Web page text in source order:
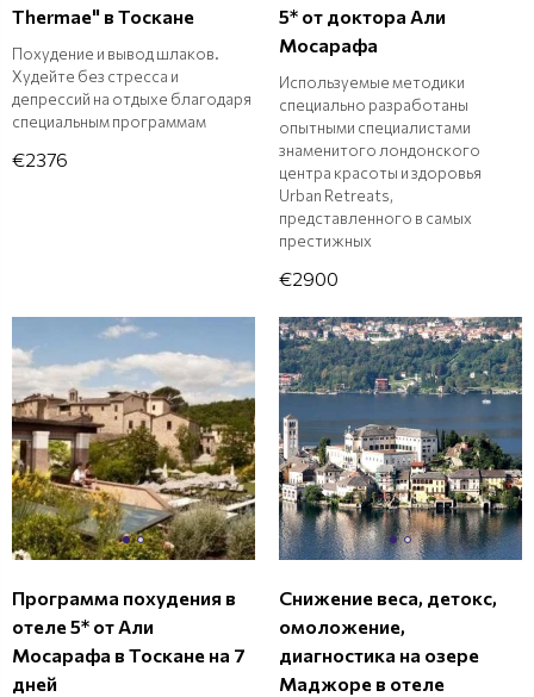
Thermae" в Тоскане
Похудение и вывод шлаков.
Худейте без стресса и
депрессий на отдыхе благодаря
специальным программам
€2376
5* от доктора Али
Мосарафа
Используемые методики
специально разработаны
опытными специалистами
знаменитого лондонского
центра красоты и здоровья
Urban Retreats,
представленного в самых
престижных
€2900
Программа похудения в
отеле 5* от Али
Мосарафа в Тоскане на 7
дней
Снижение веса, детокс,
омоложение,
диагностика на озере
Маджоре в отеле